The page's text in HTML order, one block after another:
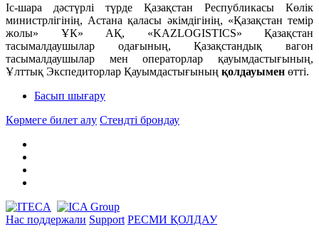
Іс-шара дәстүрлі түрде Қазақстан Республикасы Көлік
министрлігінің, Астана қаласы әкімдігінің, «Қазақстан темір
жолы» ҰК» АҚ, «KAZLOGISTICS» Қазақстан
тасымалдаушылар одағының, Қазақстандық вагон
тасымалдаушылар мен операторлар қауымдастығының,
Ұлттық Экспедиторлар Қауымдастығының қолдауымен өтті.
Басып шығару
Көрмеге билет алу Стендті брондау
Нас поддержали Support РЕСМИ ҚОЛДАУ